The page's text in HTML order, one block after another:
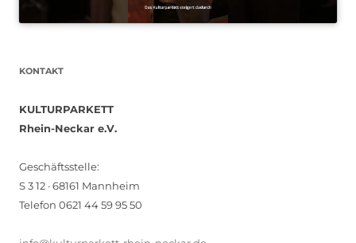
KONTAKT
KULTURPARKETT
Rhein-Neckar e.V.
Geschäftsstelle:
S 3 12 · 68161 Mannheim
Telefon 0621 44 59 95 50